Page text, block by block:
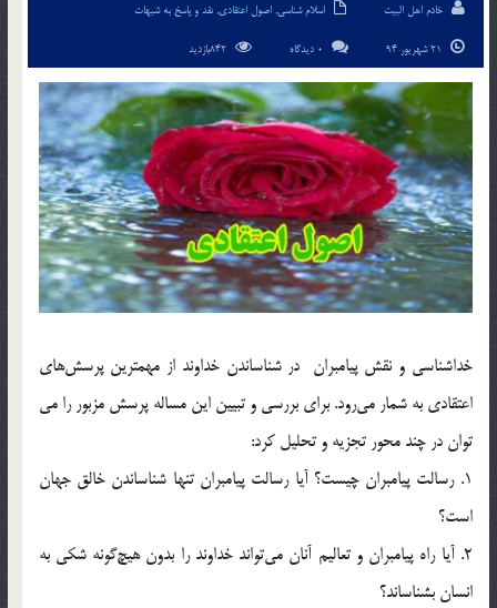
خادم اهل البیت اسلام شناسی, اصول اعتقادی, نقد و پاسخ به شبهات
0 دیدگاه
خداشناسي و نقش پيامبران در شناساندن خداوند از مهمترين پرسش‌هاي
اعتقادي به شمار مي‌رود. برای بررسي و تبيين اين مساله پرسش مزبور را می
توان در چند محور تجزيه و تحليل كرد:
1. رسالت پيامبران چيست؟ آيا رسالت پيامبران تنها شناساندن خالق جهان
است؟
2. آيا راه پيامبران و تعاليم آنان مي‌تواند خداوند را بدون هيچ‌گونه شكي به
انسان بشناساند؟